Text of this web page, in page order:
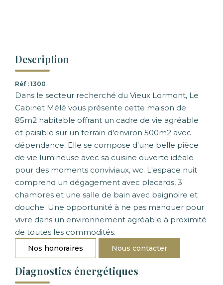
Description
Réf : 1300
Dans le secteur recherché du Vieux Lormont, Le
Cabinet Mélé vous présente cette maison de
85m2 habitable offrant un cadre de vie agréable
et paisible sur un terrain d'environ 500m2 avec
dépendance. Elle se compose d'une belle pièce
de vie lumineuse avec sa cuisine ouverte idéale
pour des moments conviviaux, wc. L'espace nuit
comprend un dégagement avec placards, 3
chambres et une salle de bain avec baignoire et
douche. Une opportunité à ne pas manquer pour
vivre dans un environnement agréable à proximité
de toutes les commodités.
Nos honoraires Nous contacter
Diagnostics énergétiques